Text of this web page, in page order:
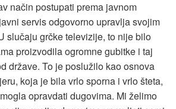
način postupati prema javnom
servis odgovorno upravlja svojim
slučaju grčke televizije, to nije bilo
proizvodila ogromne gubitke i taj
države. To je poslužilo kao osnova
koja je bila vrlo sporna i vrlo šteta,
opravdati dugovima. Mi želimo